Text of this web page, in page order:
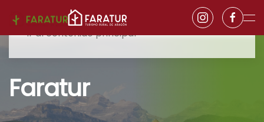
Ir al contenido principal
Faratur